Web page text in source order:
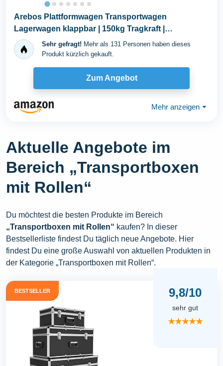
Arebos Plattformwagen Transportwagen
Lagerwagen klappbar | 150kg Tragkraft |
Lastenwagen...
Sehr gefragt! Mehr als 131 Personen haben dieses
Produkt kürzlich gekauft.
Zum Angebot
Mehr anzeigen ⏷
Aktuelle Angebote im
Bereich „Transportboxen
mit Rollen“
Du möchtest die besten Produkte im Bereich
„Transportboxen mit Rollen“ kaufen? In dieser
Bestsellerliste findest Du täglich neue Angebote. Hier
findest Du eine große Auswahl von aktuellen Produkten in
der Kategorie „Transportboxen mit Rollen“.
BESTSELLER 9,8/10
sehr gut
★★★★★